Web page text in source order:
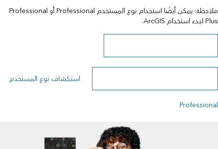
ملاحظة: يمكن أيضًا استخدام نوع المستخدم Professional أو Professional
Plus لبدء استخدام ArcGIS.
استكشاف نوع المستخدم
Professional